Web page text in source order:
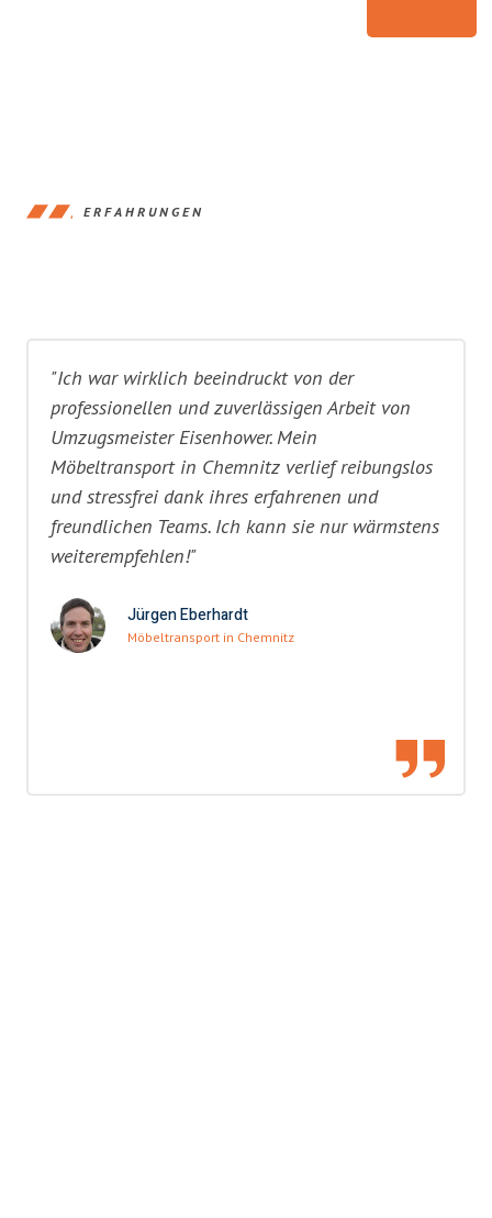
ERFAHRUNGEN
"Ich war wirklich beeindruckt von der
professionellen und zuverlässigen Arbeit von
Umzugsmeister Eisenhower. Mein
Möbeltransport in Chemnitz verlief reibungslos
und stressfrei dank ihres erfahrenen und
freundlichen Teams. Ich kann sie nur wärmstens
weiterempfehlen!"
Jürgen Eberhardt
Möbeltransport in Chemnitz